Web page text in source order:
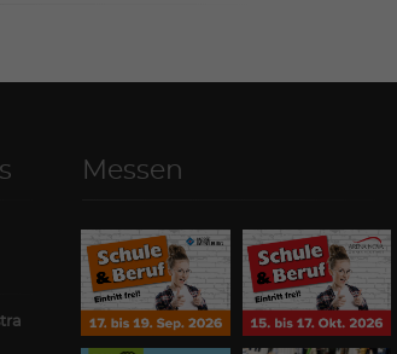
Messen